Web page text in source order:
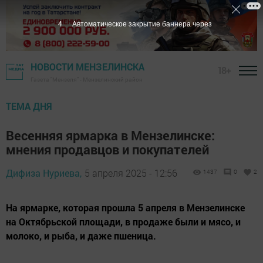
НОВОСТИ МЕНЗЕЛИНСКА
ТЕМА ДНЯ
Весенняя ярмарка в Мензелинске:
мнения продавцов и покупателей
Дифиза Нуриева, 5 апреля 2025 - 12:56 1437 0 2
На ярмарке, которая прошла 5 апреля в Мензелинске
на Октябрьской площади, в продаже были и мясо, и
молоко, и рыба, и даже пшеница.
2 Автоматическое закрытие баннера через